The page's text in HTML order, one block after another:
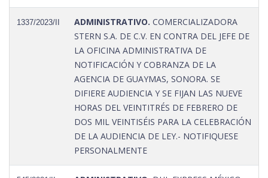
1337/2023/II ADMINISTRATIVO. COMERCIALIZADORA
STERN S.A. DE C.V. EN CONTRA DEL JEFE DE
LA OFICINA ADMINISTRATIVA DE
NOTIFICACIÓN Y COBRANZA DE LA
AGENCIA DE GUAYMAS, SONORA. SE
DIFIERE AUDIENCIA Y SE FIJAN LAS NUEVE
HORAS DEL VEINTITRÉS DE FEBRERO DE
DOS MIL VEINTISÉIS PARA LA CELEBRACIÓN
DE LA AUDIENCIA DE LEY.- NOTIFIQUESE
PERSONALMENTE